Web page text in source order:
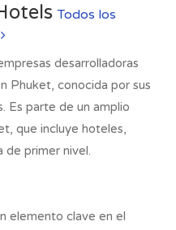
Todos los
desarrolladoras
Phuket, conocida por sus
Es parte de un amplio
que incluye hoteles,
de primer nivel.
elemento clave en el